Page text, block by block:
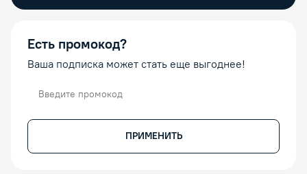
Есть промокод?
Ваша подписка может стать еще выгоднее!
ПРИМЕНИТЬ